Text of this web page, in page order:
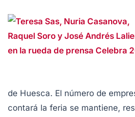
de Huesca. El número de
contará la feria se mantiene,